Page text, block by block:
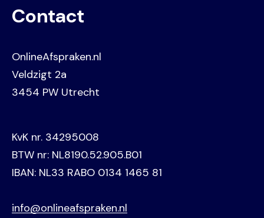
Contact
OnlineAfspraken.nl
Veldzigt 2a
3454 PW Utrecht
KvK nr. 34295008
BTW nr: NL8190.52.905.B01
IBAN: NL33 RABO 0134 1465 81
info@onlineafspraken.nl